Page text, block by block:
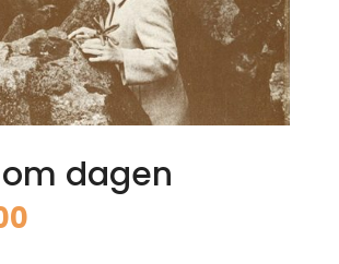
dagen